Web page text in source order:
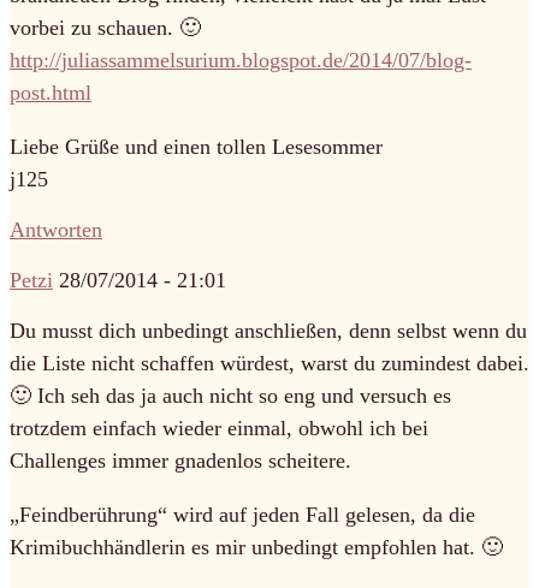
vorbei zu schauen. 🙂
http://juliassammelsurium.blogspot.de/2014/07/blog-
post.html
Liebe Grüße und einen tollen Lesesommer
j125
Antworten
Petzi 28/07/2014 - 21:01
Du musst dich unbedingt anschließen, denn selbst wenn du
die Liste nicht schaffen würdest, warst du zumindest dabei.
🙂 Ich seh das ja auch nicht so eng und versuch es
trotzdem einfach wieder einmal, obwohl ich bei
Challenges immer gnadenlos scheitere.
„Feindberührung“ wird auf jeden Fall gelesen, da die
Krimibuchhändlerin es mir unbedingt empfohlen hat. 🙂